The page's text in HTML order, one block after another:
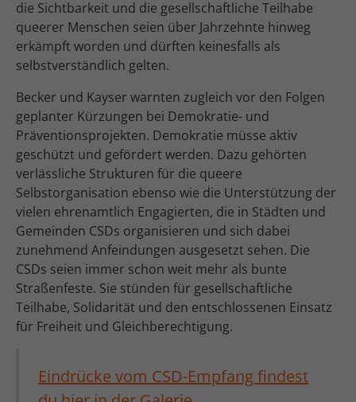
die Sichtbarkeit und die gesellschaftliche Teilhabe
queerer Menschen seien über Jahrzehnte hinweg
erkämpft worden und dürften keinesfalls als
selbstverständlich gelten.
Becker und Kayser warnten zugleich vor den Folgen
geplanter Kürzungen bei Demokratie- und
Präventionsprojekten. Demokratie müsse aktiv
geschützt und gefördert werden. Dazu gehörten
verlässliche Strukturen für die queere
Selbstorganisation ebenso wie die Unterstützung der
vielen ehrenamtlich Engagierten, die in Städten und
Gemeinden CSDs organisieren und sich dabei
zunehmend Anfeindungen ausgesetzt sehen. Die
CSDs seien immer schon weit mehr als bunte
Straßenfeste. Sie stünden für gesellschaftliche
Teilhabe, Solidarität und den entschlossenen Einsatz
für Freiheit und Gleichberechtigung.
Eindrücke vom CSD-Empfang findest